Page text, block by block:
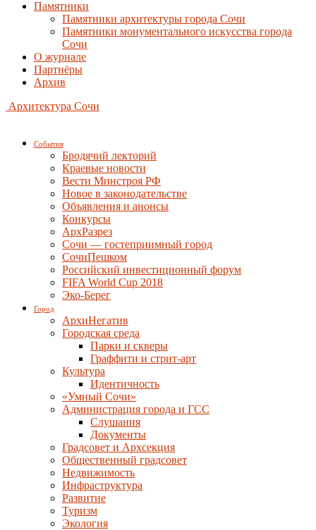
Памятники
Памятники архитектуры города Сочи
Памятники монументального искусства города
Сочи
О журнале
Партнёры
Архив
Архитектура Сочи
События
Бродячий лекторий
Краевые новости
Вести Минстроя РФ
Новое в законодательстве
Объявления и анонсы
Конкурсы
АрхРазрез
Сочи — гостеприимный город
СочиПешком
Российский инвестиционный форум
FIFA World Cup 2018
Эко-Берег
Город
АрхиНегатив
Городская среда
Парки и скверы
Граффити и стрит-арт
Культура
Идентичность
«Умный Сочи»
Администрация города и ГСС
Слушания
Документы
Градсовет и Архсекция
Общественный градсовет
Недвижимость
Инфраструктура
Развитие
Туризм
Экология